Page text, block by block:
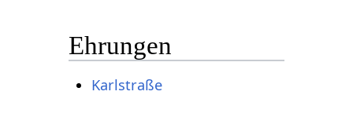
Ehrungen
Karlstraße